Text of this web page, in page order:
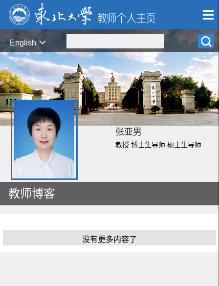
English
张亚男
教授 博士生导师 硕士生导师
教师博客
没有更多内容了